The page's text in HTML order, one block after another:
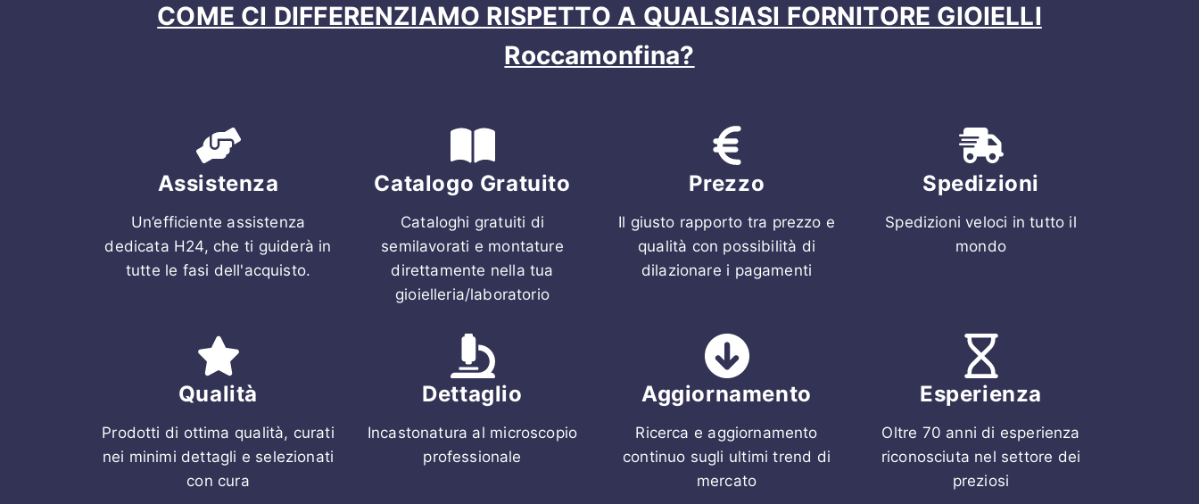
COME CI DIFFERENZIAMO RISPETTO A QUALSIASI FORNITORE GIOIELLI
Roccamonfina?
Assistenza
Un’efficiente assistenza
dedicata H24, che ti guiderà in
tutte le fasi dell'acquisto.
Catalogo Gratuito
Cataloghi gratuiti di
semilavorati e montature
direttamente nella tua
gioielleria/laboratorio
Prezzo
Il giusto rapporto tra prezzo e
qualità con possibilità di
dilazionare i pagamenti
Spedizioni
Spedizioni veloci in tutto il
mondo
Qualità
Prodotti di ottima qualità, curati
nei minimi dettagli e selezionati
con cura
Dettaglio
Incastonatura al microscopio
professionale
Aggiornamento
Ricerca e aggiornamento
continuo sugli ultimi trend di
mercato
Esperienza
Oltre 70 anni di esperienza
riconosciuta nel settore dei
preziosi